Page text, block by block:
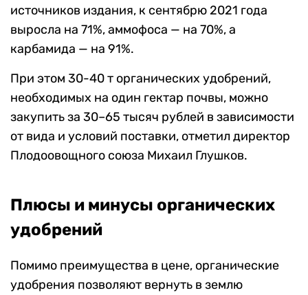
источников издания, к сентябрю 2021 года
выросла на 71%, аммофоса — на 70%, а
карбамида — на 91%.
При этом 30-40 т органических удобрений,
необходимых на один гектар почвы, можно
закупить за 30–65 тысяч рублей в зависимости
от вида и условий поставки, отметил директор
Плодоовощного союза Михаил Глушков.
Плюсы и минусы органических
удобрений
Помимо преимущества в цене, органические
удобрения позволяют вернуть в землю